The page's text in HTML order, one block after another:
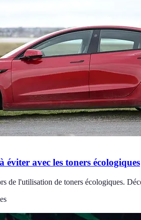
éviter avec les toners écologiques
de l'utilisation de toners écologiques.